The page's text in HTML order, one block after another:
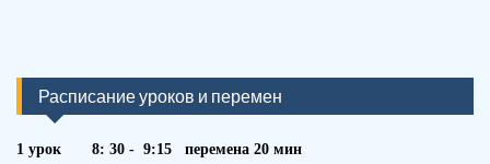
Расписание уроков и перемен
1 урок 8: 30 - 9:15 перемена 20 мин